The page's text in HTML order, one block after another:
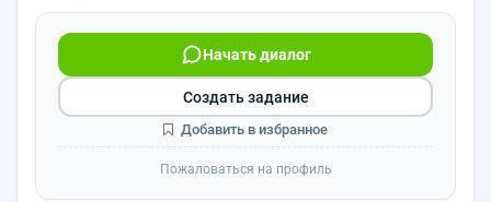
Начать диалог
Создать задание
Добавить в избранное
Пожаловаться на профиль